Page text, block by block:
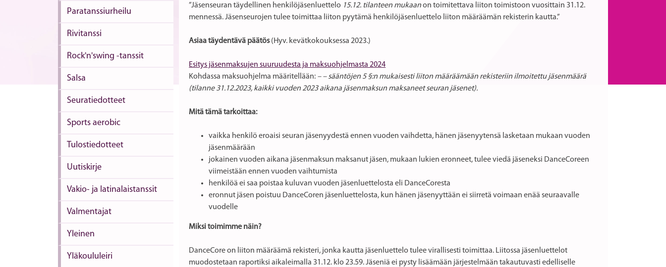
Paratanssiurheilu
Rivitanssi
Rock'n'swing -tanssit
Salsa
Seuratiedotteet
Sports aerobic
Tulostiedotteet
Uutiskirje
Vakio- ja latinalaistanssit
Valmentajat
Yleinen
Yläkoululeiri
”Jäsenseuran täydellinen henkilöjäsenluettelo 15.12. tilanteen mukaanon toimitettava liiton toimistoon vuosittain 31.12.
mennessä. Jäsenseurojen tulee toimittaa liiton pyytämä henkilöjäsenluettelo liiton määräämän rekisterin kautta.”
Asiaa täydentävä päätös(Hyv. kevätkokouksessa 2023.)
Esitys jäsenmaksujen suuruudesta ja maksuohjelmasta 2024
Kohdassa maksuohjelma määritellään: – – sääntöjen 5 §:n mukaisesti liiton määräämään rekisteriin ilmoitettu jäsenmäärä
(tilanne 31.12.2023, kaikki vuoden 2023 aikana jäsenmaksun maksaneet seuran jäsenet).
Mitä tämä tarkoittaa:
vaikka henkilö eroaisi seuran jäsenyydestä ennen vuoden vaihdetta, hänen jäsenyytensä lasketaan mukaan vuoden
jäsenmäärään
jokainen vuoden aikana jäsenmaksun maksanut jäsen, mukaan lukien eronneet, tulee viedä jäseneksi DanceCoreen
viimeistään ennen vuoden vaihtumista
henkilöä ei saa poistaa kuluvan vuoden jäsenluettelosta eli DanceCoresta
eronnut jäsen poistuu DanceCoren jäsenluettelosta, kun hänen jäsenyyttään ei siirretä voimaan enää seuraavalle
vuodelle
Miksi toimimme näin?
DanceCore on liiton määräämä rekisteri, jonka kautta jäsenluettelo tulee virallisesti toimittaa. Liitossa jäsenluettelot
muodostetaan raportiksi aikaleimalla 31.12. klo 23.59. Jäseniä ei pysty lisäämään järjestelmään takautuvasti edelliselle